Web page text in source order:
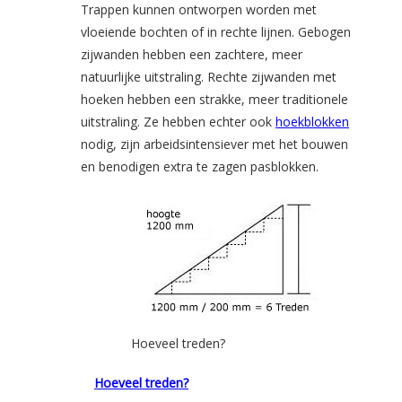
Trappen kunnen ontworpen worden met
vloeiende bochten of in rechte lijnen. Gebogen
zijwanden hebben een zachtere, meer
natuurlijke uitstraling. Rechte zijwanden met
hoeken hebben een strakke, meer traditionele
uitstraling. Ze hebben echter ook hoekblokken
nodig, zijn arbeidsintensiever met het bouwen
en benodigen extra te zagen pasblokken.
Hoeveel treden?
Hoeveel treden?